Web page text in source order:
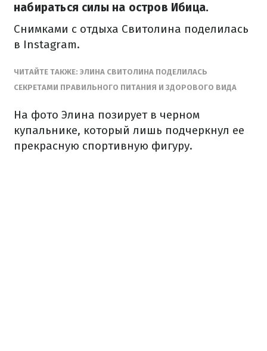
набираться силы на остров Ибица.
Снимками с отдыха Свитолина поделилась
в Іnstagram.
ЧИТАЙТЕ ТАКЖЕ: ЭЛИНА СВИТОЛИНА ПОДЕЛИЛАСЬ
СЕКРЕТАМИ ПРАВИЛЬНОГО ПИТАНИЯ И ЗДОРОВОГО ВИДА
На фото Элина позирует в черном
купальнике, который лишь подчеркнул ее
прекрасную спортивную фигуру.